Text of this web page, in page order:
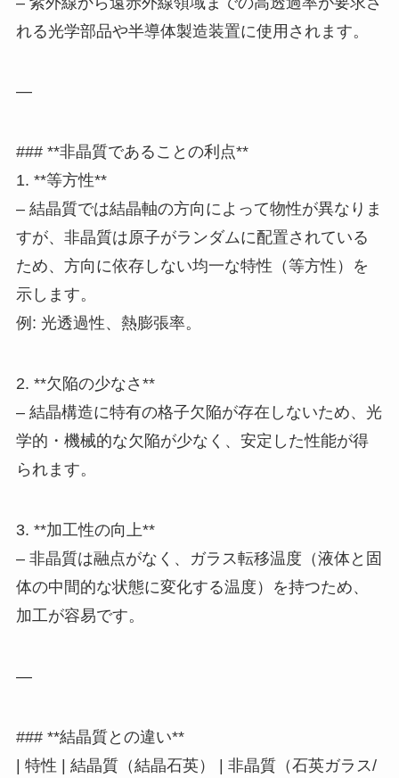
れる光学部品や半導体製造装置に使用されます。
—
### **非晶質であることの利点**
1. **等方性**
– 結晶質では結晶軸の方向によって物性が異なりま
すが、非晶質は原子がランダムに配置されている
ため、方向に依存しない均一な特性（等方性）を
示します。
例: 光透過性、熱膨張率。
2. **欠陥の少なさ**
– 結晶構造に特有の格子欠陥が存在しないため、光
学的・機械的な欠陥が少なく、安定した性能が得
られます。
3. **加工性の向上**
– 非晶質は融点がなく、ガラス転移温度（液体と固
体の中間的な状態に変化する温度）を持つため、
加工が容易です。
—
### **結晶質との違い**
| 特性 | 結晶質（結晶石英） | 非晶質（石英ガラス/